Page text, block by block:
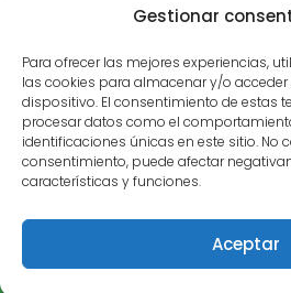
Gestionar
Para ofrecer las mejores experiencias,
las cookies para almacenar y/o
dispositivo. El consentimiento de estas
procesar datos como el
identificaciones únicas en este sitio. No
consentimiento, puede afectar
características y funciones.
Aceptar
Todos los derechos
Funciona con - Diseñado